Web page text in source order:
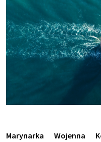
Marynarka Wojenna